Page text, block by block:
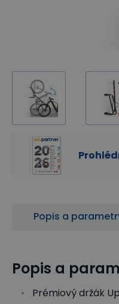
Popis a
Popis a
Prémiový držák